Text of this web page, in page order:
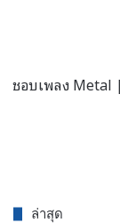
ชอบเพลง Metal
ล่าสุด